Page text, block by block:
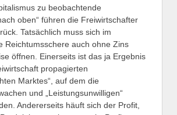
zu beobachtende
oben“ führen die Freiwirtschafter
Tatsächlich muss sich im
Reichtumsschere auch ohne Zins
öffnen. Einerseits ist das ja Ergebnis
propagierten
Marktes“, auf dem die
und „Leistungsunwilligen“
Andererseits häuft sich der Profit,